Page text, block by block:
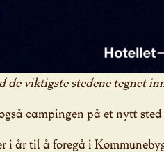
de viktigste stedene tegnet
campingen på et nytt
i år til å foregå i